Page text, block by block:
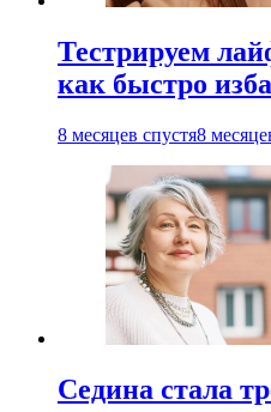
Тестрируем
как быстро
8 месяцев спустя8
Седина стала